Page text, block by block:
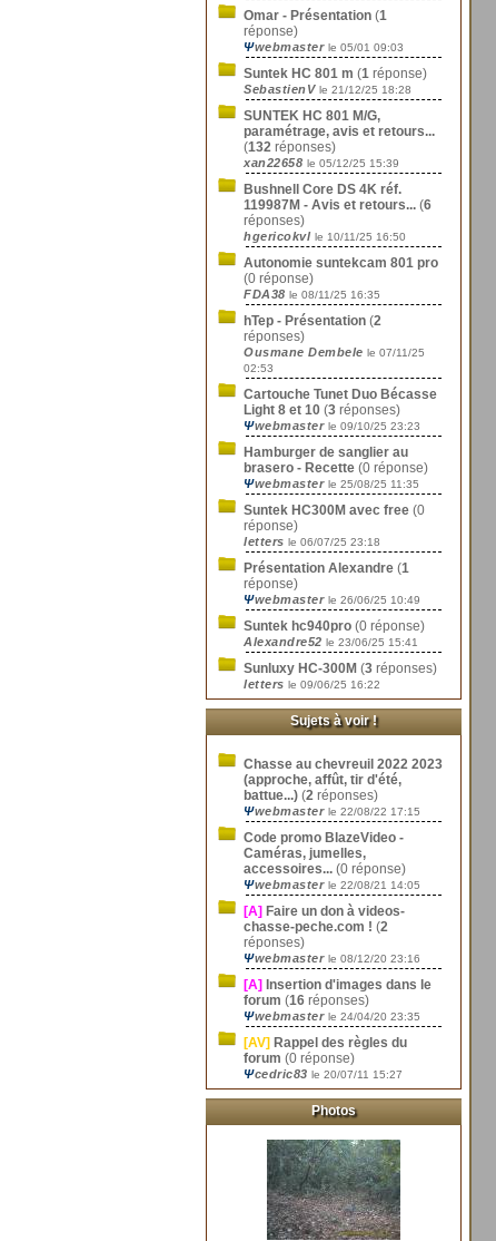
Omar - Présentation (1
réponse)
Ψwebmaster le 05/01 09:03
Suntek HC 801 m (1 réponse)
SebastienV le 21/12/25 18:28
SUNTEK HC 801 M/G,
paramétrage, avis et retours...
(132 réponses)
xan22658 le 05/12/25 15:39
Bushnell Core DS 4K réf.
119987M - Avis et retours... (6
réponses)
hgericokvl le 10/11/25 16:50
Autonomie suntekcam 801 pro
(0 réponse)
FDA38 le 08/11/25 16:35
hTep - Présentation (2
réponses)
Ousmane Dembele le 07/11/25
02:53
Cartouche Tunet Duo Bécasse
Light 8 et 10 (3 réponses)
Ψwebmaster le 09/10/25 23:23
Hamburger de sanglier au
brasero - Recette (0 réponse)
Ψwebmaster le 25/08/25 11:35
Suntek HC300M avec free (0
réponse)
letters le 06/07/25 23:18
Présentation Alexandre (1
réponse)
Ψwebmaster le 26/06/25 10:49
Suntek hc940pro (0 réponse)
Alexandre52 le 23/06/25 15:41
Sunluxy HC-300M (3 réponses)
letters le 09/06/25 16:22
Sujets à voir !
Chasse au chevreuil 2022 2023
(approche, affût, tir d'été,
battue...) (2 réponses)
Ψwebmaster le 22/08/22 17:15
Code promo BlazeVideo -
Caméras, jumelles,
accessoires... (0 réponse)
Ψwebmaster le 22/08/21 14:05
[A] Faire un don à videos-
chasse-peche.com ! (2
réponses)
Ψwebmaster le 08/12/20 23:16
[A] Insertion d'images dans le
forum (16 réponses)
Ψwebmaster le 24/04/20 23:35
[AV] Rappel des règles du
forum (0 réponse)
Ψcedric83 le 20/07/11 15:27
Photos